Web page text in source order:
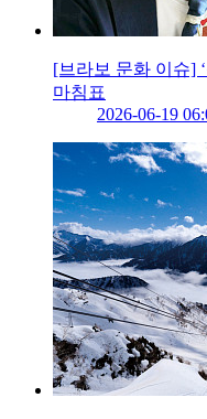
[브라보 문화 이슈]
마침표
2026-06-19